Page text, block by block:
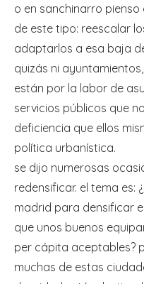
o en sanchinarro
de este tipo: reescalar
adaptarlos a esa baja
quizás ni
están por la labor de
servicios públicos que
deficiencia que ellos
política urbanística.
se dijo numerosas
redensificar. el tema es:
madrid para densificar
que unos buenos
per cápita aceptables?
muchas de estas